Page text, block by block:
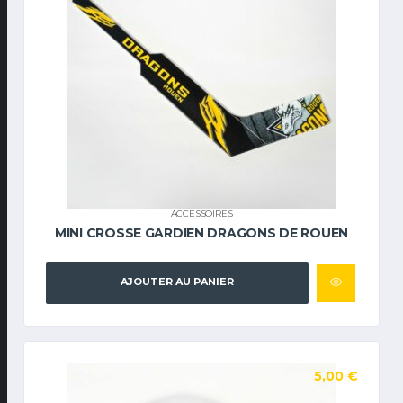
ACCESSOIRES
MINI CROSSE GARDIEN DRAGONS DE ROUEN
AJOUTER AU PANIER
5,00 €